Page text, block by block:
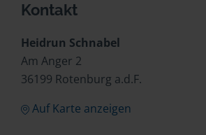
Kontakt
Heidrun Schnabel
Am Anger 2
36199 Rotenburg a.d.F.
Auf Karte anzeigen